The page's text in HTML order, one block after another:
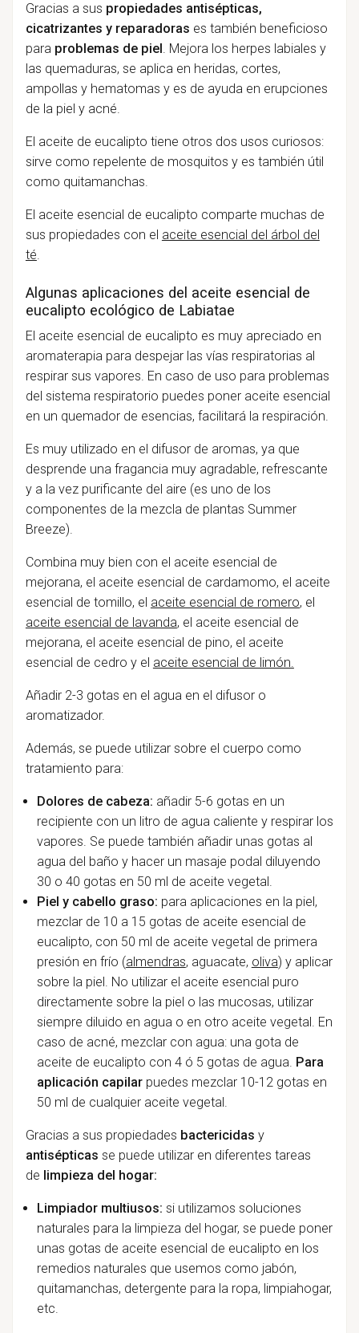
Gracias a sus propiedades antisépticas,
cicatrizantes y reparadoras es también beneficioso
para problemas de piel. Mejora los herpes labiales y
las quemaduras, se aplica en heridas, cortes,
ampollas y hematomas y es de ayuda en erupciones
de la piel y acné.
El aceite de eucalipto tiene otros dos usos curiosos:
sirve como repelente de mosquitos y es también útil
como quitamanchas.
El aceite esencial de eucalipto comparte muchas de
sus propiedades con el aceite esencial del árbol del
té.
Algunas aplicaciones del aceite esencial de
eucalipto ecológico de Labiatae
El aceite esencial de eucalipto es muy apreciado en
aromaterapia para despejar las vías respiratorias al
respirar sus vapores. En caso de uso para problemas
del sistema respiratorio puedes poner aceite esencial
en un quemador de esencias, facilitará la respiración.
Es muy utilizado en el difusor de aromas, ya que
desprende una fragancia muy agradable, refrescante
y a la vez purificante del aire (es uno de los
componentes de la mezcla de plantas Summer
Breeze).
Combina muy bien con el aceite esencial de
mejorana, el aceite esencial de cardamomo, el aceite
esencial de tomillo, el aceite esencial de romero, el
aceite esencial de lavanda, el aceite esencial de
mejorana, el aceite esencial de pino, el aceite
esencial de cedro y el aceite esencial de limón.
Añadir 2-3 gotas en el agua en el difusor o
aromatizador.
Además, se puede utilizar sobre el cuerpo como
tratamiento para:
Dolores de cabeza: añadir 5-6 gotas en un
recipiente con un litro de agua caliente y respirar los
vapores. Se puede también añadir unas gotas al
agua del baño y hacer un masaje podal diluyendo
30 o 40 gotas en 50 ml de aceite vegetal.
Piel y cabello graso: para aplicaciones en la piel,
mezclar de 10 a 15 gotas de aceite esencial de
eucalipto, con 50 ml de aceite vegetal de primera
presión en frío (almendras, aguacate, oliva) y aplicar
sobre la piel. No utilizar el aceite esencial puro
directamente sobre la piel o las mucosas, utilizar
siempre diluido en agua o en otro aceite vegetal. En
caso de acné, mezclar con agua: una gota de
aceite de eucalipto con 4 ó 5 gotas de agua. Para
aplicación capilarpuedes mezclar 10-12 gotas en
50 ml de cualquier aceite vegetal.
Gracias a sus propiedades bactericidas y
antisépticas se puede utilizar en diferentes tareas
de limpieza del hogar:
Limpiador multiusos: si utilizamos soluciones
naturales para la limpieza del hogar, se puede poner
unas gotas de aceite esencial de eucalipto en los
remedios naturales que usemos como jabón,
quitamanchas, detergente para la ropa, limpiahogar,
etc.